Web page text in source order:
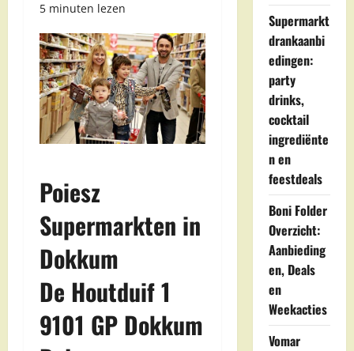
5 minuten lezen
Poiesz
Supermarkten in
Dokkum
De Houtduif 1
9101 GP Dokkum
Supermarkt
drankaanbi
edingen:
party
drinks,
cocktail
ingrediënte
n en
feestdeals
Boni Folder
Overzicht:
Aanbieding
en, Deals
en
Weekacties
Vomar